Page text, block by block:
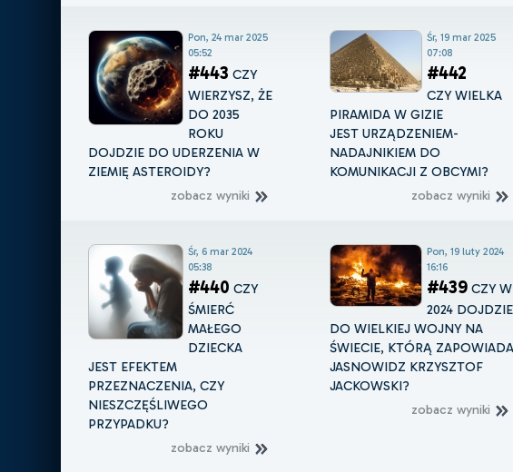
Pon, 24 mar 2025
05:52
#443 CZY
WIERZYSZ, ŻE
DO 2035
ROKU
DOJDZIE DO UDERZENIA W
ZIEMIĘ ASTEROIDY?
zobacz wyniki
Śr, 19 mar 2025
07:08
#442
CZY WIELKA
PIRAMIDA W GIZIE
JEST URZĄDZENIEM-
NADAJNIKIEM DO
KOMUNIKACJI Z OBCYMI?
zobacz wyniki
Śr, 6 mar 2024
05:38
#440 CZY
ŚMIERĆ
MAŁEGO
DZIECKA
JEST EFEKTEM
PRZEZNACZENIA, CZY
NIESZCZĘŚLIWEGO
PRZYPADKU?
zobacz wyniki
Pon, 19 luty 2024
16:16
#439CZY W
2024 DOJDZIE
DO WIELKIEJ WOJNY NA
ŚWIECIE, KTÓRĄ ZAPOWIADA
JASNOWIDZ KRZYSZTOF
JACKOWSKI?
zobacz wyniki